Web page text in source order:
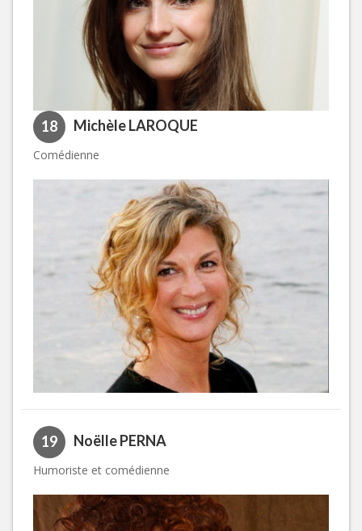
18 Michèle LAROQUE
Comédienne
19 Noëlle PERNA
Humoriste et comédienne